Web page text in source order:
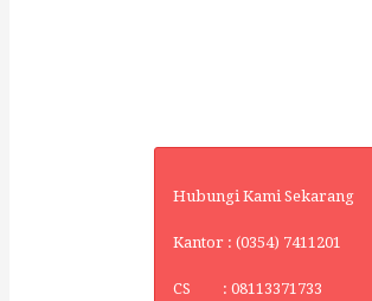
Hubungi Kami Sekarang
Kantor : (0354) 7411201
CS : 08113371733